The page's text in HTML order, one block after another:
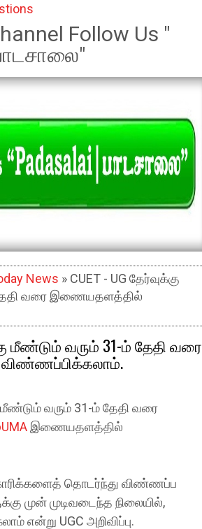
Follow Us "
News » CUET - UG தேர்வுக்கு
வரை இணையதளத்தில்
மீண்டும் வரும் 31-ம் தேதி வரை
மீண்டும் வரும் 31-ம் தேதி வரை
இணையதளத்தில்
தொடர்ந்து விண்ணப்ப
முன் முடிவடைந்த நிலையில்,
என்று UGC அறிவிப்பு.